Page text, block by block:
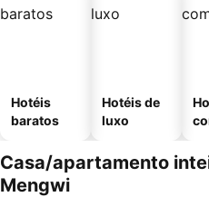
Hotéis
baratos
Hotéis de
luxo
Casa/apartamento
Mengwi